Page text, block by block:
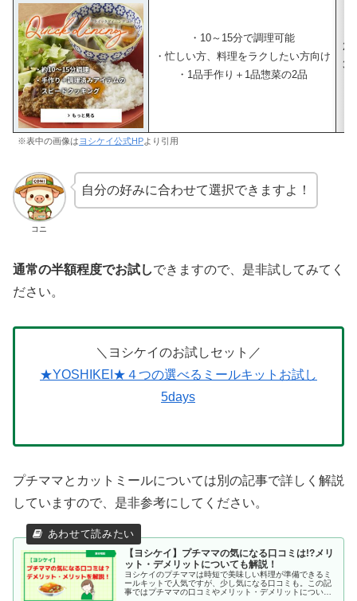
・10～15分で調理可能
・忙しい方、料理をラクしたい方向け
・1品手作り＋1品惣菜の2品
2
3
※表中の画像はヨシケイ公式HPより引用
コニ
自分の好みに合わせて選択できますよ！
通常の半額程度でお試しできますので、是非試してみてく
ださい。
＼ヨシケイのお試しセット／
★YOSHIKEI★４つの選べるミールキットお試し
5days
プチママとカットミールについては別の記事で詳しく解説
していますので、是非参考にしてください。
【ヨシケイ】プチママの気になる口コミは!?メリ
ット・デメリットについても解説！
ヨシケイのプチママは時短で美味しい料理が準備できるミ
ールキットで人気ですが、少し気になる口コミも。この記
事ではプチママの口コミやメリット・デメリットについて